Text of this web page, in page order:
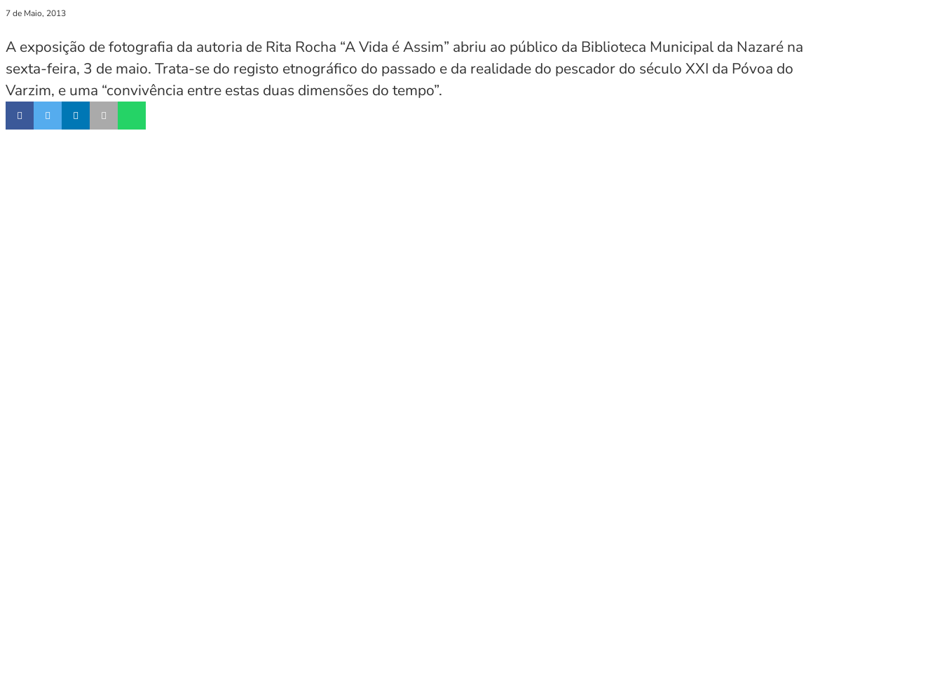
7 de Maio, 2013
A exposição de fotografia da autoria de Rita Rocha “A Vida é Assim” abriu ao público da Biblioteca Municipal da Nazaré na
sexta-feira, 3 de maio. Trata-se do registo etnográfico do passado e da realidade do pescador do século XXI da Póvoa do
Varzim, e uma “convivência entre estas duas dimensões do tempo”.